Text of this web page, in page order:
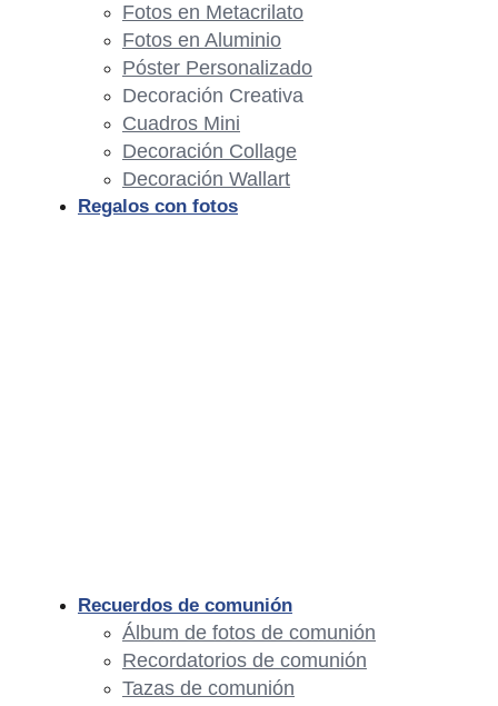
Fotos en Metacrilato
Fotos en Aluminio
Póster Personalizado
Decoración Creativa
Cuadros Mini
Decoración Collage
Decoración Wallart
Regalos con fotos
Recuerdos de comunión
Álbum de fotos de comunión
Recordatorios de comunión
Tazas de comunión